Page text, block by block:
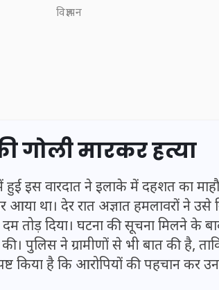
विज्ञापन
गोली मारकर हत्या
में हुई इस वारदात ने इलाके में दहशत का
था। देर रात अज्ञात हमलावरों ने उसे
दम तोड़ दिया। घटना की सूचना मिलने
पुलिस ने ग्रामीणों से भी बात की है,
किया है कि आरोपियों की पहचान कर
UPSSSC
2025: यूपी में
पर बंपर भर्ती